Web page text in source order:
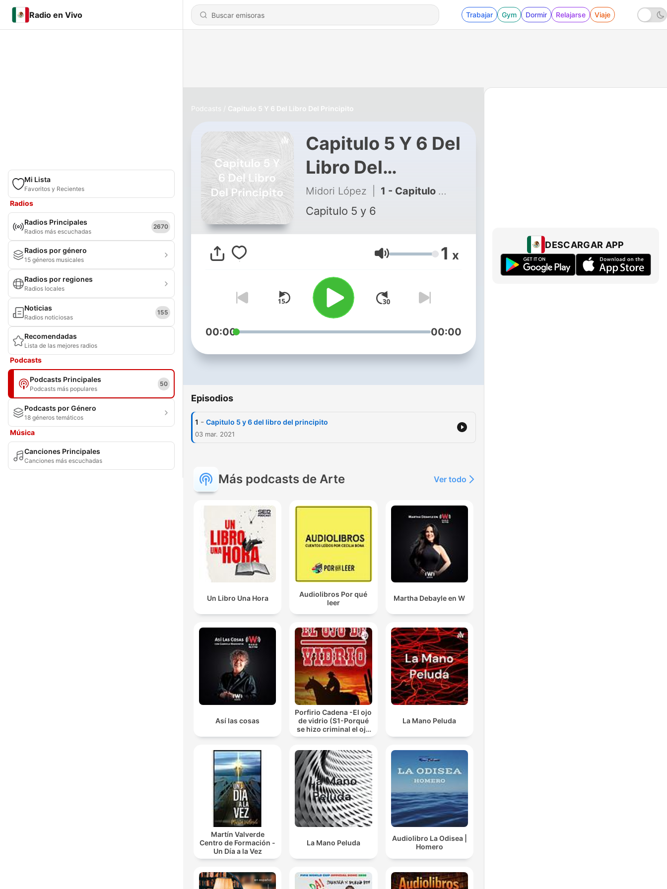
Radio en Vivo Trabajar Gym Dormir Relajarse Viaje
Mi Lista
Favoritos y Recientes
Radios
Radios Principales
Radios más escuchadas
2670
Radios por género
15 géneros musicales
Radios por regiones
Radios locales
Noticias
Radios noticiosas
155
Recomendadas
Lista de las mejores radios
Podcasts
Podcasts Principales
Podcasts más populares
50
Podcasts por Género
18 géneros temáticos
Música
Canciones Principales
Canciones más escuchadas
Podcasts Capitulo 5 Y 6 Del Libro Del Principito
Capitulo 5 Y 6 Del
Libro Del
Principito
Midori López 1 - Capitulo 5 y 6 del libro del principito
Capitulo 5 y 6
Volumen 1 x
00:00 00:00
Episodios
1 - Capitulo 5 y 6 del libro del principito
03 mar. 2021
Más podcasts de Arte Ver todo
Un Libro Una Hora
Audiolibros Por qué
leer
Martha Debayle en W
Así las cosas
Porfirio Cadena -El ojo
de vidrio (S1-Porqué
se hizo criminal el ojo
de vidrio.)
La Mano Peluda
Martín Valverde
Centro de Formación -
Un Día a la Vez
La Mano Peluda
Audiolibro La Odisea |
Homero
DESCARGAR APP